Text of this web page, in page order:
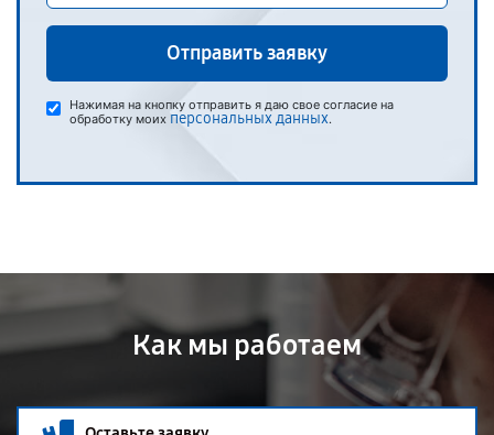
Отправить заявку
Нажимая на кнопку отправить я даю свое согласие на
обработку моих персональных данных.
Как мы работаем